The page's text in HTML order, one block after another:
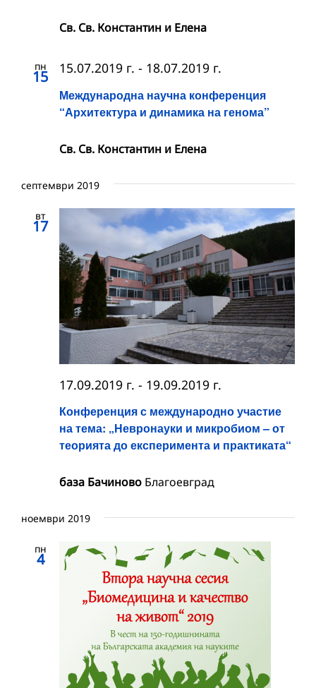
Св. Св. Константин и Елена
пн
15
Международна научна конференция
“Архитектура и динамика на генома”
15.07.2019 г. - 18.07.2019 г.
Св. Св. Константин и Елена
септември 2019
вт
17
Конференция с международно участие
на тема: „Невронауки и микробиом – от
теорията до експеримента и практиката“
17.09.2019 г. - 19.09.2019 г.
база Бачиново Благоевград
ноември 2019
пн
4